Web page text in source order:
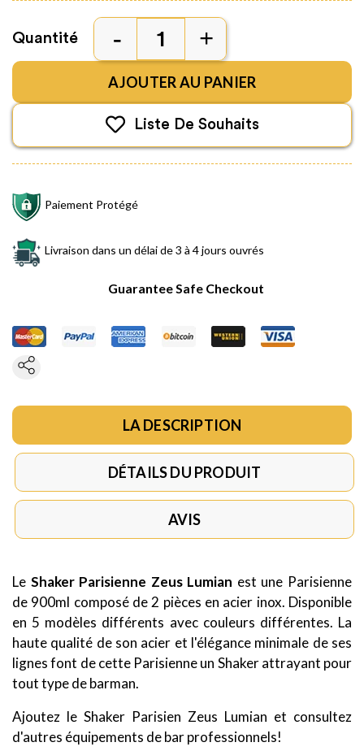
Quantité
AJOUTER AU PANIER
Liste De Souhaits
Paiement Protégé
Livraison dans un délai de 3 à 4 jours ouvrés
Guarantee Safe Checkout
LA DESCRIPTION
DÉTAILS DU PRODUIT
AVIS
Le Shaker Parisienne Zeus Lumian est une Parisienne
de 900ml composé de 2 pièces en acier inox. Disponible
en 5 modèles différents avec couleurs différentes. La
haute qualité de son acier et l'élégance minimale de ses
lignes font de cette Parisienne un Shaker attrayant pour
tout type de barman.
Ajoutez le Shaker Parisien Zeus Lumian et consultez
d'autres équipements de bar professionnels!